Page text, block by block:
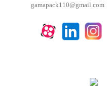
gamapack110@gmail.com